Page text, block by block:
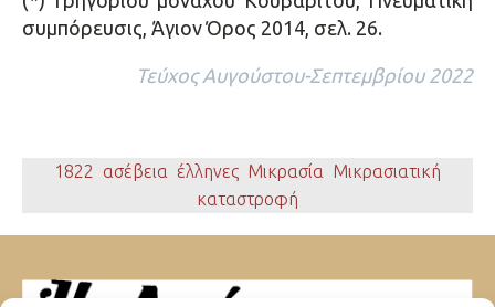
συμπόρευσις, Άγιον Όρος 2014, σελ. 26.
Τεύχος Αυγούστου-Σεπτεμβρίου 2022
1822 ασέβεια έλληνες Μικρασία
Μικρασιατική
καταστροφή